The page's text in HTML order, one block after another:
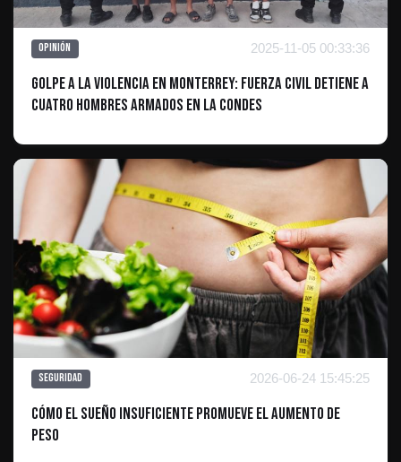
Opinión 2025-11-05 00:33:36
Golpe a la Violencia en Monterrey: Fuerza Civil Detiene a
Cuatro Hombres Armados en La Condes
Seguridad 2026-06-24 15:45:25
Cómo el sueño insuficiente promueve el aumento de
peso